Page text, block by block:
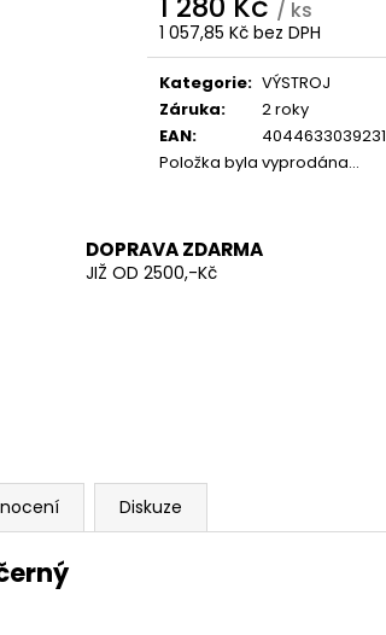
/ ks
1 057,85 Kč bez DPH
Měrná
cena:
Kategorie: VÝSTROJ
Záruka:
2 roky
EAN:
4044633039231
Položka byla vyprodána…
DOPRAVA ZDARMA
JIŽ OD 2500,-Kč
Diskuze